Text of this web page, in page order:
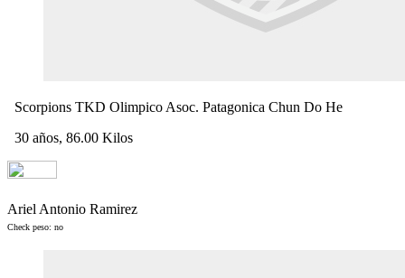
Scorpions TKD Olimpico Asoc. Patagonica Chun Do He
30 años, 86.00 Kilos
Ariel Antonio Ramirez
Check peso: no